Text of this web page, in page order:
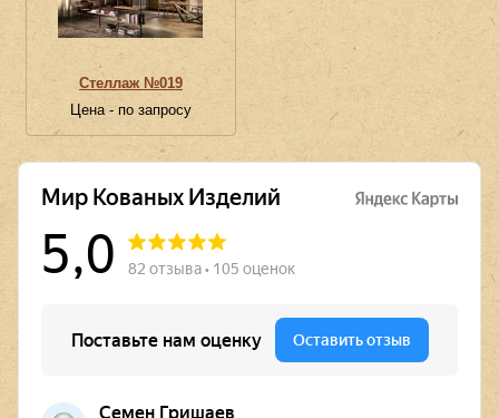
Стеллаж №019
Цена - по запросу